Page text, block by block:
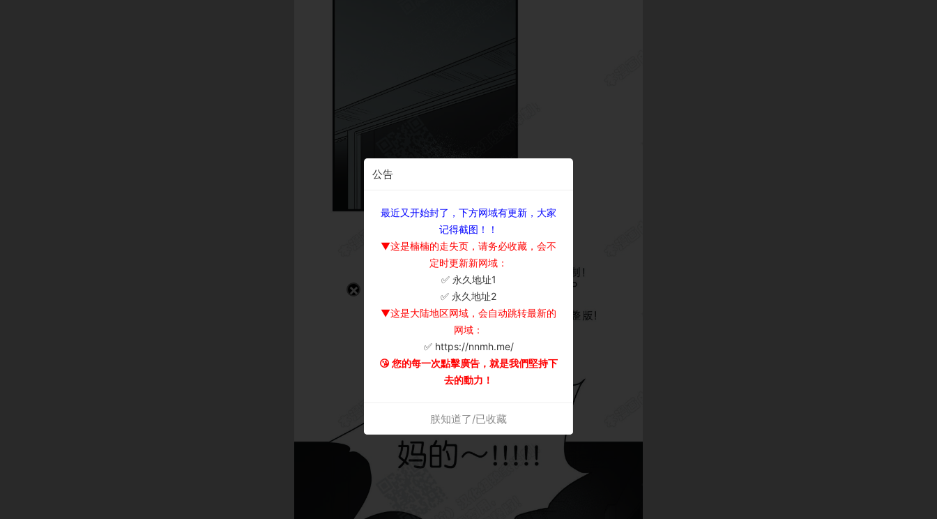
公告
最近又开始封了，下方网域有更新，大家
记得截图！！
▼这是楠楠的走失页，请务必收藏，会不
定时更新新网域：
✅ 永久地址1
✅ 永久地址2
▼这是大陆地区网域，会自动跳转最新的
网域：
✅ https://nnmh.me/
😘 您的每一次點擊廣告，就是我們堅持下
去的動力！
朕知道了/已收藏
×